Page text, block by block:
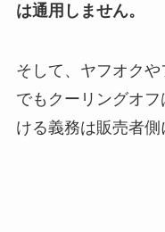
は通用しません。
そして、ヤフオク
でもクーリングオ
ける義務は販売者